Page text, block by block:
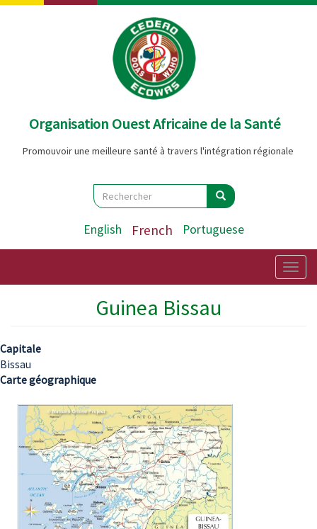
Aller
Organisation Ouest Africaine de la Santé
Promouvoir une meilleure santé à travers l'intégration régionale
Search
Rechercher Rechercher
English French Portuguese
Guinea Bissau
Capitale
Bissau
Carte géographique
Image